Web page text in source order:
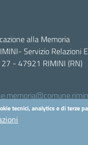
alla Memoria
Servizio Relazioni
27 - 47921 RIMINI (RN)
tecnici, analytics e di terze